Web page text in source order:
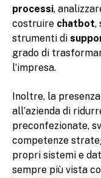
processi,
costruire chatbot,
strumenti di
grado di
l’impresa.
Inoltre, la
all’azienda di
preconfezionate,
competenze
propri sistemi e
sempre più vista